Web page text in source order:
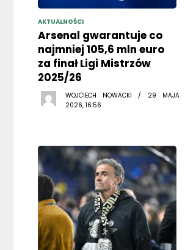
AKTUALNOŚCI
Arsenal gwarantuje co
najmniej 105,6 mln euro
za finał Ligi Mistrzów
2025/26
WOJCIECH NOWACKI / 29 MAJA
2026, 16:56